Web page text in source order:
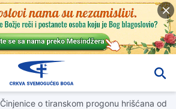
Činjenice o tiranskom progonu hrišćana od